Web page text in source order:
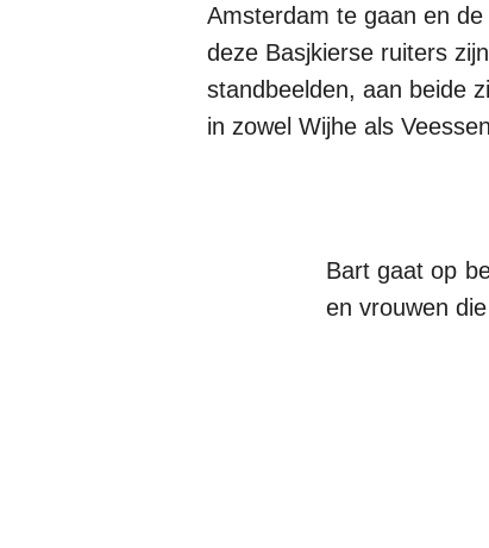
Amsterdam te gaan en
deze Basjkierse ruiters
standbeelden, aan beide
in zowel Wijhe als
Bart gaat op
en vrouwen